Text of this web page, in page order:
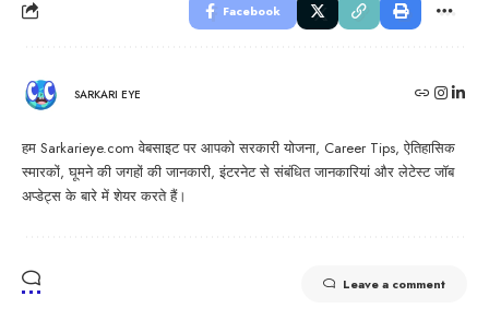
Facebook
SARKARI EYE
हम Sarkarieye.com वेबसाइट पर आपको सरकारी योजना, Career Tips, ऐतिहासिक
स्मारकों, घूमने की जगहों की जानकारी, इंटरनेट से संबंधित जानकारियां और लेटेस्ट जॉब
अप्डेट्स के बारे में शेयर करते हैं।
Leave a comment